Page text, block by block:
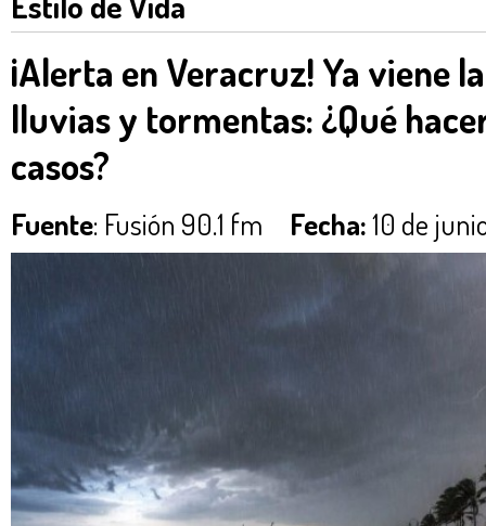
¡Alerta en Veracruz! Ya viene
lluvias y tormentas: ¿Qué
casos?
Fuente: Fusión 90.1 fm Fecha:10 de